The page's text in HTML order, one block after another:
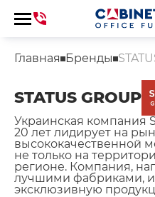
Главная Бренды
STATUS GROUP
Украинская компания
20 лет лидирует на
высококачественной
не только на
регионе. Компания,
лучшими фабриками, и
эксклюзивную